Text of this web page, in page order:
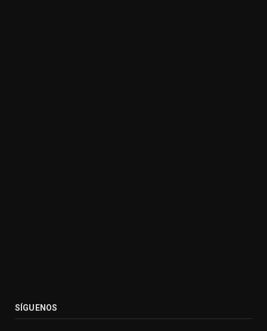
SÍGUENOS